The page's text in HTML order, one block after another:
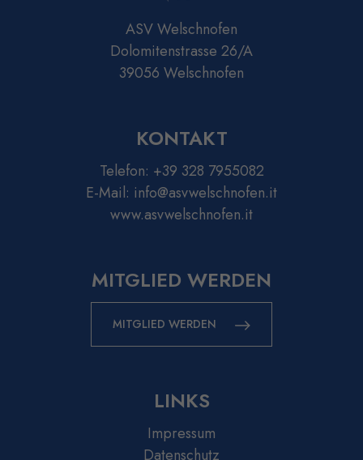
ASV Welschnofen
Dolomitenstrasse 26/A
39056 Welschnofen
KONTAKT
Telefon: +39 328 7955082
E-Mail: info@asvwelschnofen.it
www.asvwelschnofen.it
MITGLIED WERDEN
MITGLIED WERDEN
LINKS
Impressum
Datenschutz